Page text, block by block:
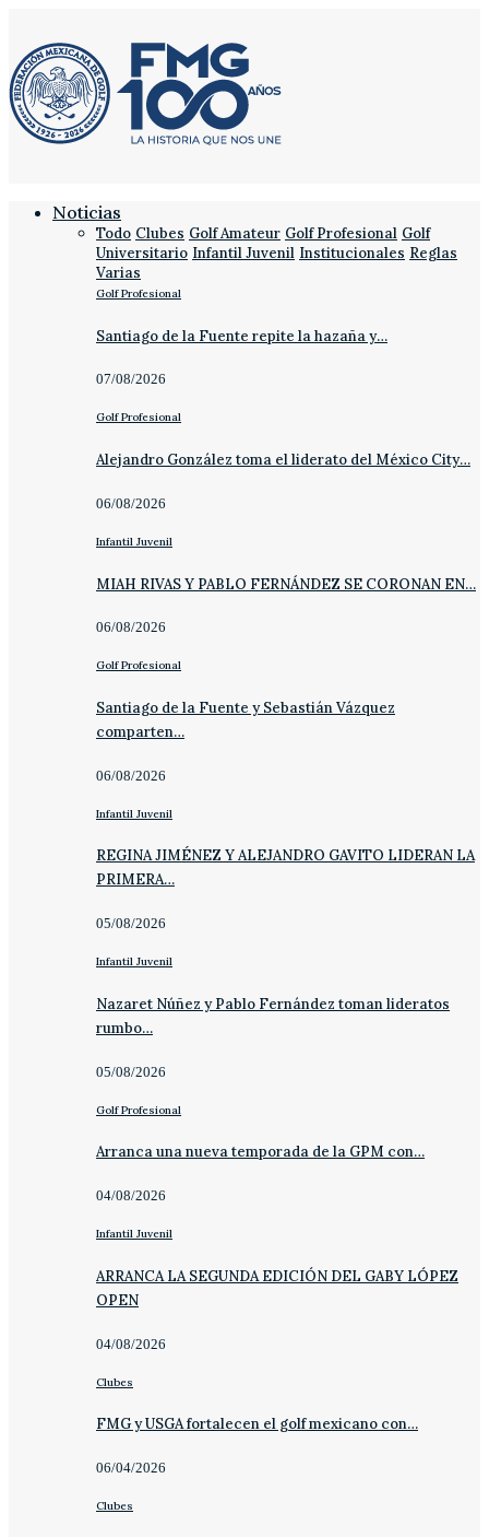
Noticias
Todo Clubes Golf Amateur Golf Profesional Golf
Universitario Infantil Juvenil Institucionales Reglas
Varias
Golf Profesional
Santiago de la Fuente repite la hazaña y…
07/08/2026
Golf Profesional
Alejandro González toma el liderato del México City…
06/08/2026
Infantil Juvenil
MIAH RIVAS Y PABLO FERNÁNDEZ SE CORONAN EN…
06/08/2026
Golf Profesional
Santiago de la Fuente y Sebastián Vázquez
comparten…
06/08/2026
Infantil Juvenil
REGINA JIMÉNEZ Y ALEJANDRO GAVITO LIDERAN LA
PRIMERA…
05/08/2026
Infantil Juvenil
Nazaret Núñez y Pablo Fernández toman lideratos
rumbo…
05/08/2026
Golf Profesional
Arranca una nueva temporada de la GPM con…
04/08/2026
Infantil Juvenil
ARRANCA LA SEGUNDA EDICIÓN DEL GABY LÓPEZ
OPEN
04/08/2026
Clubes
FMG y USGA fortalecen el golf mexicano con…
06/04/2026
Clubes